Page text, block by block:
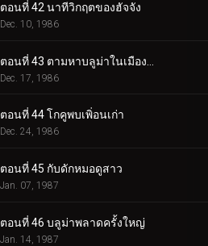
ตอนที่ 42 นาทีวิกฤตของฮัจจัง
Dec. 10, 1986
Dec. 17, 1986
ตอนที่ 44 โกคูพบเพิ่อนเก่า
Dec. 24, 1986
ตอนที่ 45 กับดักหมอดูสาว
Jan. 07, 1987
ตอนที่ 46 บลูม่าพลาดครั้งใหญ่
Jan. 14, 1987